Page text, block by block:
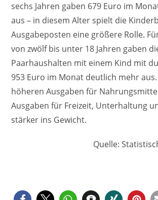
sechs Jahren gaben 679 Euro im
aus – in diesem Alter spielt die
Ausgabeposten eine größere Rolle.
von zwölf bis unter 18 Jahren gaben
Paarhaushalten mit einem Kind mit
953 Euro im Monat deutlich mehr
höheren Ausgaben für
Ausgaben für Freizeit, Unterhaltung
stärker ins Gewicht.
Quelle: